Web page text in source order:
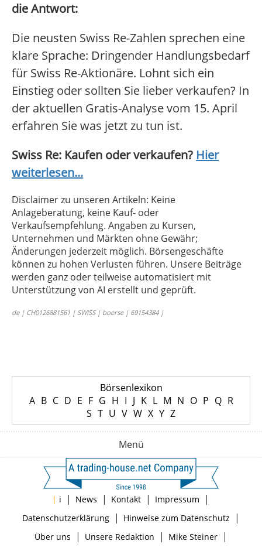
die Antwort:
Die neusten Swiss Re-Zahlen sprechen eine
klare Sprache: Dringender Handlungsbedarf
für Swiss Re-Aktionäre. Lohnt sich ein
Einstieg oder sollten Sie lieber verkaufen? In
der aktuellen Gratis-Analyse vom 15. April
erfahren Sie was jetzt zu tun ist.
Swiss Re: Kaufen oder verkaufen? Hier
weiterlesen...
Disclaimer zu unseren Artikeln: Keine
Anlageberatung, keine Kauf- oder
Verkaufsempfehlung. Angaben zu Kursen,
Unternehmen und Märkten ohne Gewähr;
Änderungen jederzeit möglich. Börsengeschäfte
können zu hohen Verlusten führen. Unsere Beiträge
werden ganz oder teilweise automatisiert mit
Unterstützung von AI erstellt und geprüft.
de | CH0126881561 | SWISS | boerse | 69154384 |
Börsenlexikon
A B C D E F G H I J K L M N O P Q R
S T U V W X Y Z
Menü
| i | News | Kontakt | Impressum |
Datenschutzerklärung| Hinweise zum Datenschutz |
Über uns | Unsere Redaktion | Mike Steiner|